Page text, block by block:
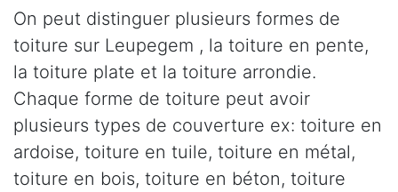
On peut distinguer plusieurs formes de
toiture sur Leupegem , la toiture en pente,
la toiture plate et la toiture arrondie.
Chaque forme de toiture peut avoir
plusieurs types de couverture ex: toiture en
ardoise, toiture en tuile, toiture en métal,
toiture en bois, toiture en béton, toiture